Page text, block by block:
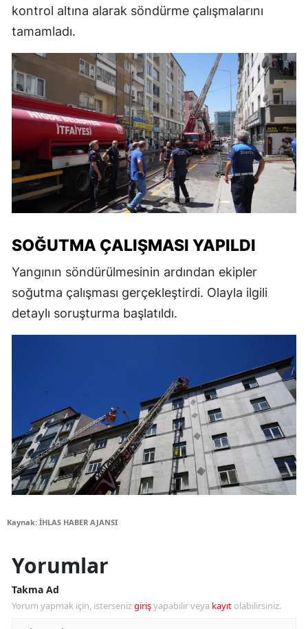
kontrol altına alarak söndürme çalışmalarını
tamamladı.
SOĞUTMA ÇALIŞMASI YAPILDI
Yangının söndürülmesinin ardından ekipler
soğutma çalışması gerçekleştirdi. Olayla ilgili
detaylı soruşturma başlatıldı.
Kaynak: İHLAS HABER AJANSI
Yorumlar
Takma Ad
Yorum yapmak için, istersenizgirişyapabilir veya kayıt olabilirsiniz.